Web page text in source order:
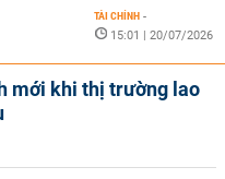
TÀI CHÍNH -
15:01 | 20/07/2026
mới khi thị trường lao